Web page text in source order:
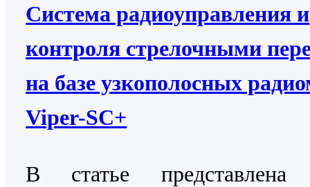
Система радиоуправления и
контроля стрелочными
на базе узкополосных
Viper-SC+
В статье представлена